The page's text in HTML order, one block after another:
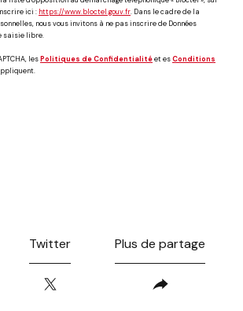
ici : https://www.bloctel.gouv.fr. Dans le cadre de la
nous vous invitons à ne pas inscrire de Données
saisie libre.
lesPolitiques de Confidentialitéet esConditions
Twitter Plus de partage